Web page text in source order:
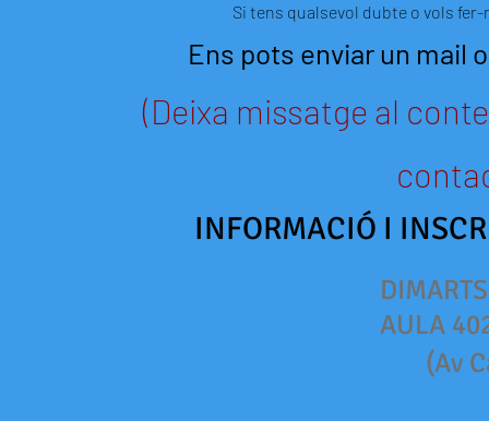
Si tens qualsevol dubte o vols
Ens pots enviar un mail
(Deixa missatge al
INFORMACIÓ I
DIMARTS 7 i
AULA
(Av Catalunya -